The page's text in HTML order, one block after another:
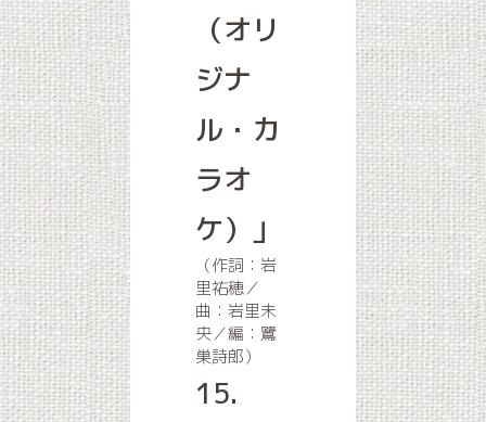
（オリ
ジナ
ル・カ
ラオ
ケ）」
（作詞：岩
里祐穂／
曲：岩里未
央／編：鷺
巣詩郎）
15.